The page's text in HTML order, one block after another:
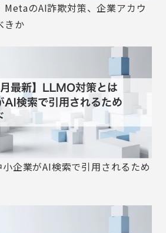
MetaのAI詐欺対策、企業アカウ
きか
企業がAI検索で引用されるため